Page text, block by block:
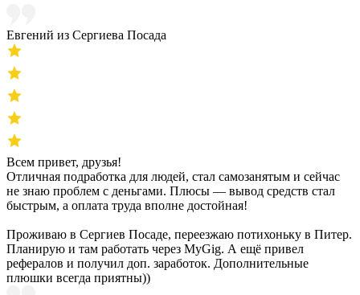
Евгений из Сергиева Посада
Всем привет, друзья!
Отличная подработка для людей, стал самозанятым и сейчас
не знаю проблем с деньгами. Плюсы — вывод средств стал
быстрым, а оплата труда вполне достойная!
Проживаю в Сергиев Посаде, переезжаю потихоньку в Питер.
Планирую и там работать через MyGig. А ещё привел
рефералов и получил доп. заработок. Дополнительные
плюшки всегда приятны))